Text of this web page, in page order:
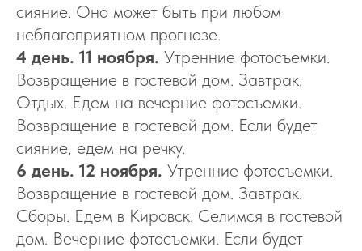
сияние. Оно может быть при любом
неблагоприятном прогнозе.
4 день. 11 ноября. Утренние фотосъемки.
Возвращение в гостевой дом. Завтрак.
Отдых. Едем на вечерние фотосъемки.
Возвращение в гостевой дом. Если будет
сияние, едем на речку.
6 день. 12 ноября. Утренние фотосъемки.
Возвращение в гостевой дом. Завтрак.
Сборы. Едем в Кировск. Селимся в гостевой
дом. Вечерние фотосъемки. Если будет